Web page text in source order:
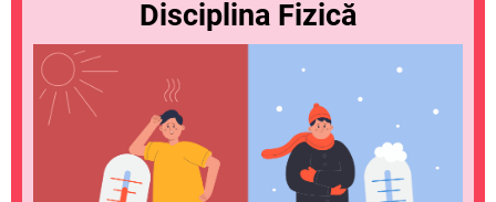
Disciplina Fizică